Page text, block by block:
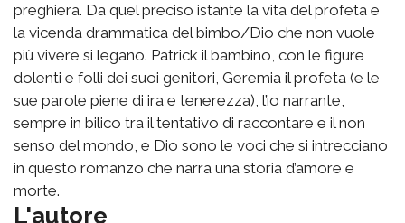
preghiera. Da quel preciso istante la vita del profeta e
la vicenda drammatica del bimbo/Dio che non vuole
più vivere si legano. Patrick il bambino, con le figure
dolenti e folli dei suoi genitori, Geremia il profeta (e le
sue parole piene di ira e tenerezza), l’io narrante,
sempre in bilico tra il tentativo di raccontare e il non
senso del mondo, e Dio sono le voci che si intrecciano
in questo romanzo che narra una storia d’amore e
morte.
L'autore